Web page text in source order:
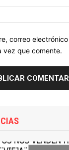
correo
vez que comente.